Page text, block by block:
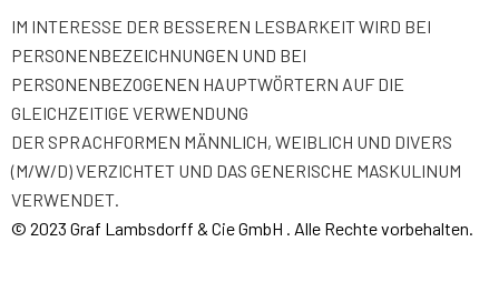
IM INTERESSE DER BESSEREN LESBARKEIT WIRD BEI
PERSONENBEZEICHNUNGEN UND BEI
PERSONENBEZOGENEN HAUPTWÖRTERN AUF DIE
GLEICHZEITIGE VERWENDUNG
DER SPRACHFORMEN MÄNNLICH, WEIBLICH UND DIVERS
(M/W/D) VERZICHTET UND DAS GENERISCHE MASKULINUM
VERWENDET.
© 2023 Graf Lambsdorff & Cie GmbH . Alle Rechte vorbehalten.